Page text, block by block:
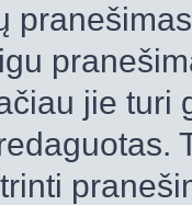
jie turi